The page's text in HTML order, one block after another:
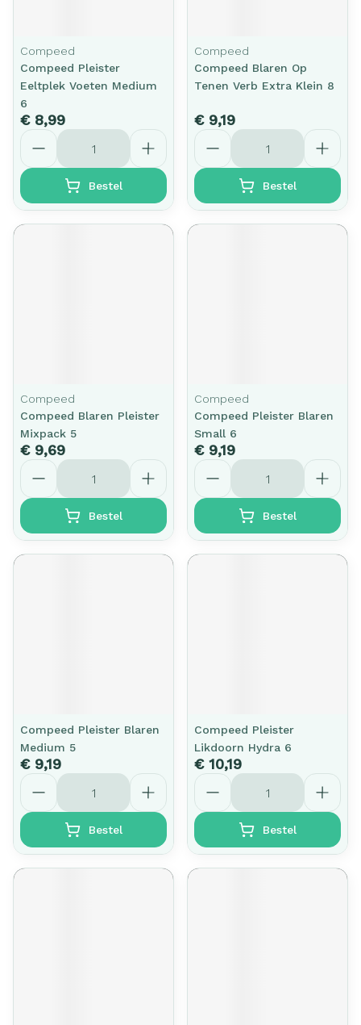
Compeed
Compeed Pleister
Eeltplek Voeten Medium
6
€ 8,99
Aantal
Bestel
Compeed
Compeed Blaren Op
Tenen Verb Extra Klein 8
€ 9,19
Aantal
Bestel
Compeed
Compeed Blaren Pleister
Mixpack 5
€ 9,69
Aantal
Bestel
Compeed
Compeed Pleister Blaren
Small 6
€ 9,19
Aantal
Bestel
Compeed Pleister Blaren
Medium 5
€ 9,19
Aantal
Bestel
Compeed Pleister
Likdoorn Hydra 6
€ 10,19
Aantal
Bestel